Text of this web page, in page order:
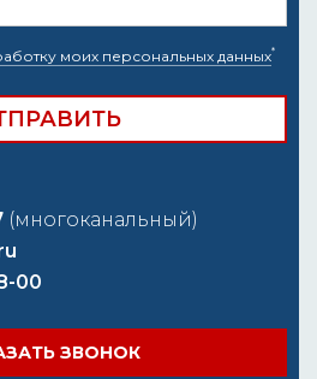
моих персональных данных*
(многоканальный)
00
ЗВОНОК